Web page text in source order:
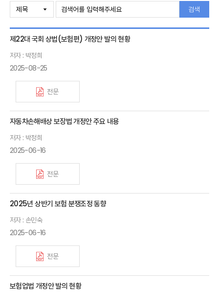
검색
제22대 국회 상법(보험편) 개정안 발의 현황
저자 : 박정희
2025-08-25
전문
자동차손해배상 보장법 개정안 주요 내용
저자 : 박정희
2025-06-16
전문
2025년 상반기 보험 분쟁조정 동향
저자 : 손민숙
2025-06-16
전문
보험업법 개정안 발의 현황